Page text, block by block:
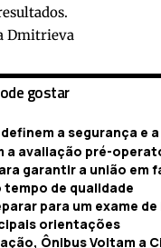
Dmitrieva
gostar
a segurança e
a avaliação pré-
garantir a união em
de qualidade
para um exame de
orientações
Ônibus Voltam a